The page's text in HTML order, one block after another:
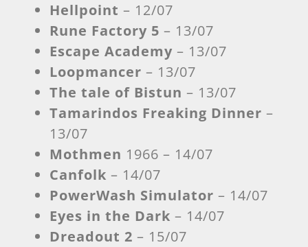
Hellpoint – 12/07
Rune Factory 5 – 13/07
Escape Academy – 13/07
Loopmancer – 13/07
The tale of Bistun – 13/07
Tamarindos Freaking Dinner –
13/07
Mothmen 1966 – 14/07
Canfolk – 14/07
PowerWash Simulator – 14/07
Eyes in the Dark – 14/07
Dreadout 2 – 15/07